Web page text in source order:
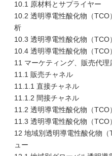
10.1 原材料とサプライヤー
10.2 透明導電性酸化物（
析
10.3 透明導電性酸化物（
10.4 透明導電性酸化物（
11 マーケティング、販売代理
11.1 販売チャネル
11.1.1 直接チャネル
11.1.2 間接チャネル
11.2 透明導電性酸化物（
11.3 透明導電性酸化物（TCO
12 地域別透明導電性酸化物
ュー